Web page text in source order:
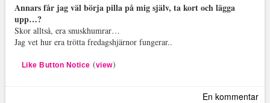
Annars får jag väl börja pilla på mig själv, ta kort och lägga
upp…?
Skor alltså, era snuskhumrar…
Jag vet hur era trötta fredagshjärnor fungerar..
Like Button Notice (view)
En kommentar